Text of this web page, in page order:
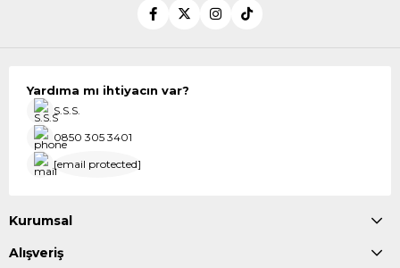
Yardıma mı ihtiyacın var?
S.S.S.
0850 305 3401
[email protected]
Kurumsal
Alışveriş